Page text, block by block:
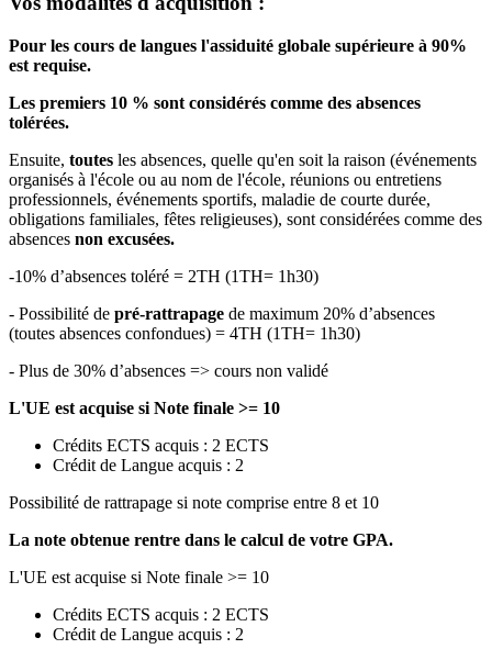
Pour les cours de langues l'assiduité globale supérieure à 90%
est requise.
Les premiers 10 % sont considérés comme des absences
tolérées.
Ensuite, toutes les absences, quelle qu'en soit la raison (événements
organisés à l'école ou au nom de l'école, réunions ou entretiens
professionnels, événements sportifs, maladie de courte durée,
obligations familiales, fêtes religieuses), sont considérées comme des
absences non excusées.
-10% d’absences toléré = 2TH (1TH= 1h30)
- Possibilité de pré-rattrapage de maximum 20% d’absences
(toutes absences confondues) = 4TH (1TH= 1h30)
- Plus de 30% d’absences => cours non validé
L'UE est acquise si Note finale >= 10
Crédits ECTS acquis : 2 ECTS
Crédit de Langue acquis : 2
Possibilité de rattrapage si note comprise entre 8 et 10
La note obtenue rentre dans le calcul de votre GPA.
L'UE est acquise si Note finale >= 10
Crédits ECTS acquis : 2 ECTS
Crédit de Langue acquis : 2